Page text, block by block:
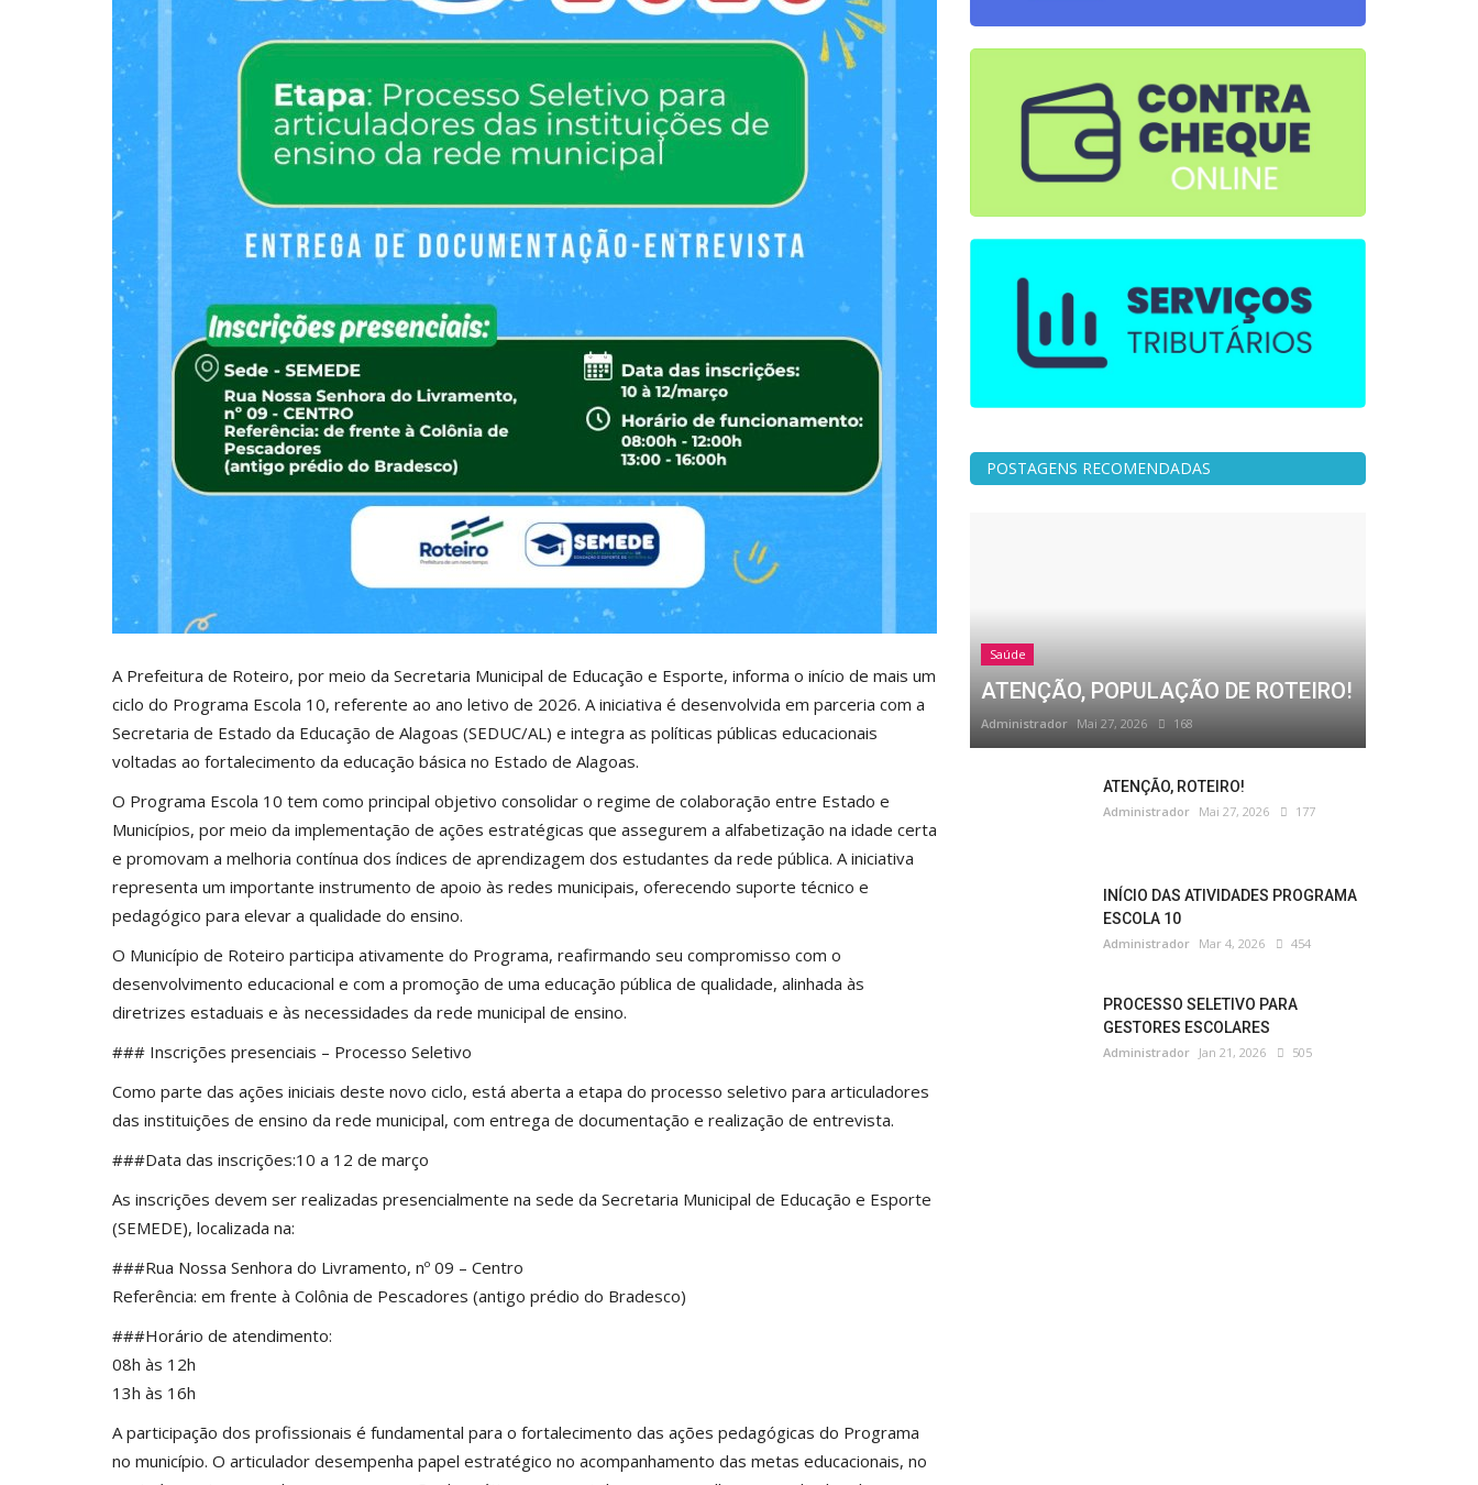
A Prefeitura de Roteiro, por meio da Secretaria Municipal de Educação e Esporte, informa o início de mais um
ciclo do Programa Escola 10, referente ao ano letivo de 2026. A iniciativa é desenvolvida em parceria com a
Secretaria de Estado da Educação de Alagoas (SEDUC/AL) e integra as políticas públicas educacionais
voltadas ao fortalecimento da educação básica no Estado de Alagoas.
O Programa Escola 10 tem como principal objetivo consolidar o regime de colaboração entre Estado e
Municípios, por meio da implementação de ações estratégicas que assegurem a alfabetização na idade certa
e promovam a melhoria contínua dos índices de aprendizagem dos estudantes da rede pública. A iniciativa
representa um importante instrumento de apoio às redes municipais, oferecendo suporte técnico e
pedagógico para elevar a qualidade do ensino.
O Município de Roteiro participa ativamente do Programa, reafirmando seu compromisso com o
desenvolvimento educacional e com a promoção de uma educação pública de qualidade, alinhada às
diretrizes estaduais e às necessidades da rede municipal de ensino.
### Inscrições presenciais – Processo Seletivo
Como parte das ações iniciais deste novo ciclo, está aberta a etapa do processo seletivo para articuladores
das instituições de ensino da rede municipal, com entrega de documentação e realização de entrevista.
###Data das inscrições:10 a 12 de março
As inscrições devem ser realizadas presencialmente na sede da Secretaria Municipal de Educação e Esporte
(SEMEDE), localizada na:
###Rua Nossa Senhora do Livramento, nº 09 – Centro
Referência: em frente à Colônia de Pescadores (antigo prédio do Bradesco)
###Horário de atendimento:
08h às 12h
13h às 16h
A participação dos profissionais é fundamental para o fortalecimento das ações pedagógicas do Programa
no município. O articulador desempenha papel estratégico no acompanhamento das metas educacionais, no
POSTAGENS RECOMENDADAS
Saúde
ATENÇÃO, POPULAÇÃO DE ROTEIRO!
Administrador Mai 27, 2026 168
ATENÇÃO, ROTEIRO!
Administrador Mai 27, 2026 177
INÍCIO DAS ATIVIDADES PROGRAMA
ESCOLA 10
Administrador Mar 4, 2026 454
PROCESSO SELETIVO PARA
GESTORES ESCOLARES
Administrador Jan 21, 2026 505